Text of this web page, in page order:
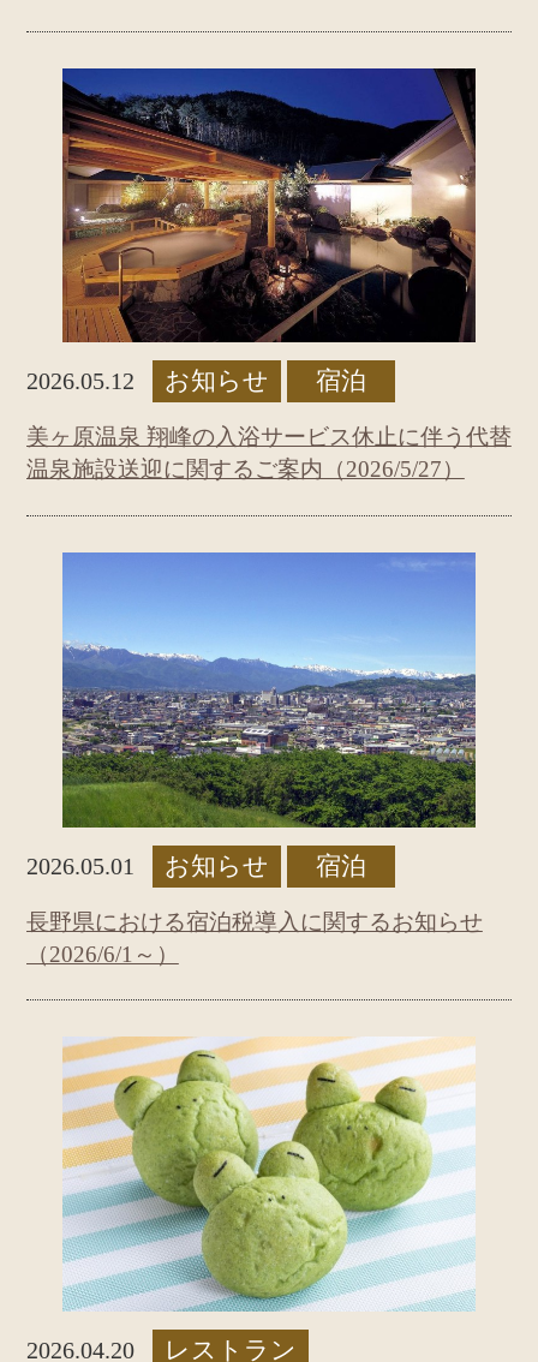
2026.05.12 お知らせ 宿泊
美ヶ原温泉 翔峰の入浴サービス休止に伴う代替
温泉施設送迎に関するご案内（2026/5/27）
2026.05.01 お知らせ 宿泊
長野県における宿泊税導入に関するお知らせ
（2026/6/1～）
2026.04.20 レストラン